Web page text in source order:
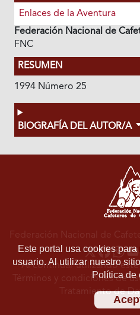
Enlaces de la Aventura
Federación Nacional de
FNC
RESUMEN
1994 Número 25
BIOGRAFÍA DEL AUTOR/A
Este portal usa cookies
usuario. Al utilizar nuestro
Política de
Federación Nacional de
Al continuar utilizando
Términos y condiciones de
Tratamiento de